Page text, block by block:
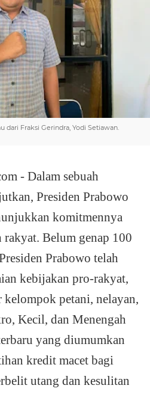
dari Fraksi Gerindra, Yodi Setiawan.
- Dalam sebuah
Presiden Prabowo
komitmennya
rakyat. Belum genap 100
Prabowo telah
kebijakan pro-rakyat,
petani, nelayan,
Kecil, dan Menengah
yang diumumkan
kredit macet bagi
utang dan kesulitan